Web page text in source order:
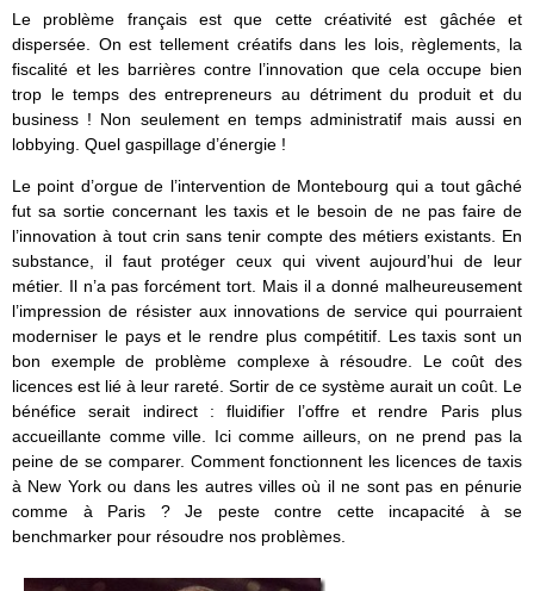
Le problème français est que cette créativité est gâchée et
dispersée. On est tellement créatifs dans les lois, règlements, la
fiscalité et les barrières contre l’innovation que cela occupe bien
trop le temps des entrepreneurs au détriment du produit et du
business ! Non seulement en temps administratif mais aussi en
lobbying. Quel gaspillage d’énergie !
Le point d’orgue de l’intervention de Montebourg qui a tout gâché
fut sa sortie concernant les taxis et le besoin de ne pas faire de
l’innovation à tout crin sans tenir compte des métiers existants. En
substance, il faut protéger ceux qui vivent aujourd’hui de leur
métier. Il n’a pas forcément tort. Mais il a donné malheureusement
l’impression de résister aux innovations de service qui pourraient
moderniser le pays et le rendre plus compétitif. Les taxis sont un
bon exemple de problème complexe à résoudre. Le coût des
licences est lié à leur rareté. Sortir de ce système aurait un coût. Le
bénéfice serait indirect : fluidifier l’offre et rendre Paris plus
accueillante comme ville. Ici comme ailleurs, on ne prend pas la
peine de se comparer. Comment fonctionnent les licences de taxis
à New York ou dans les autres villes où il ne sont pas en pénurie
comme à Paris ? Je peste contre cette incapacité à se
benchmarker pour résoudre nos problèmes.